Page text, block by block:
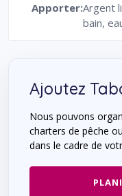
Apporter:Argent
bain,
Ajoutez
Nous pouvons
charters de pêche
dans le cadre de